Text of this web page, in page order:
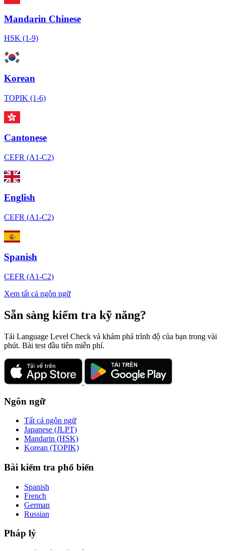
Mandarin Chinese
HSK (1-9)
Korean
TOPIK (1-6)
Cantonese
CEFR (A1-C2)
English
CEFR (A1-C2)
Spanish
CEFR (A1-C2)
Xem tất cả ngôn ngữ
Sẵn sàng kiểm tra kỹ năng?
Tải Language Level Check và khám phá trình độ của bạn trong vài
phút. Bài test đầu tiên miễn phí.
Ngôn ngữ
Tất cả ngôn ngữ
Japanese (JLPT)
Mandarin (HSK)
Korean (TOPIK)
Bài kiểm tra phổ biến
Spanish
French
German
Russian
Pháp lý